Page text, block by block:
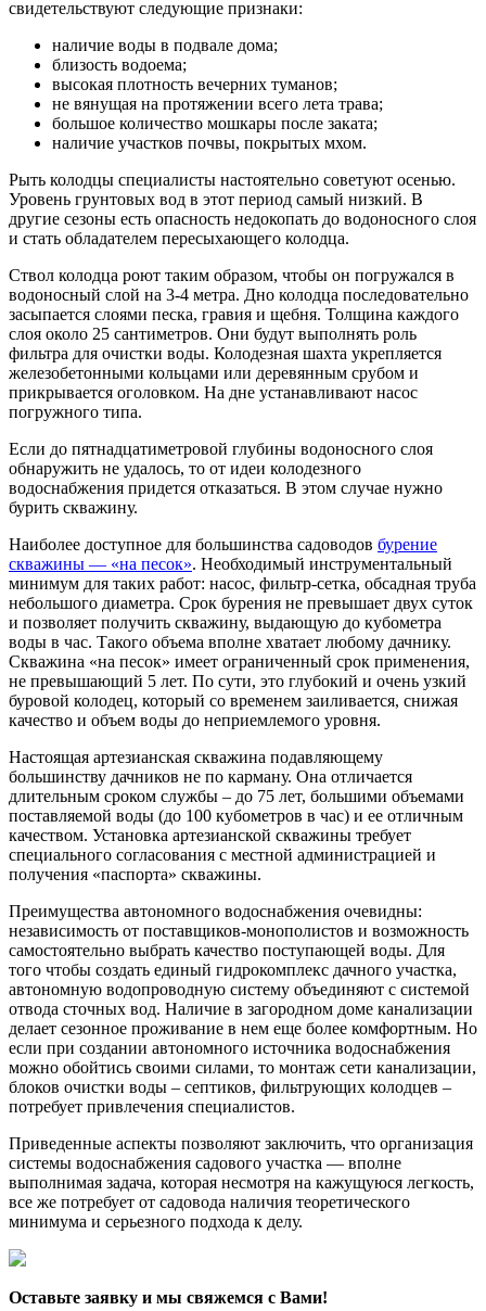
свидетельствуют следующие признаки:
наличие воды в подвале дома;
близость водоема;
высокая плотность вечерних туманов;
не вянущая на протяжении всего лета трава;
большое количество мошкары после заката;
наличие участков почвы, покрытых мхом.
Рыть колодцы специалисты настоятельно советуют осенью.
Уровень грунтовых вод в этот период самый низкий. В
другие сезоны есть опасность недокопать до водоносного слоя
и стать обладателем пересыхающего колодца.
Ствол колодца роют таким образом, чтобы он погружался в
водоносный слой на 3-4 метра. Дно колодца последовательно
засыпается слоями песка, гравия и щебня. Толщина каждого
слоя около 25 сантиметров. Они будут выполнять роль
фильтра для очистки воды. Колодезная шахта укрепляется
железобетонными кольцами или деревянным срубом и
прикрывается оголовком. На дне устанавливают насос
погружного типа.
Если до пятнадцатиметровой глубины водоносного слоя
обнаружить не удалось, то от идеи колодезного
водоснабжения придется отказаться. В этом случае нужно
бурить скважину.
Наиболее доступное для большинства садоводов бурение
скважины — «на песок». Необходимый инструментальный
минимум для таких работ: насос, фильтр-сетка, обсадная труба
небольшого диаметра. Срок бурения не превышает двух суток
и позволяет получить скважину, выдающую до кубометра
воды в час. Такого объема вполне хватает любому дачнику.
Скважина «на песок» имеет ограниченный срок применения,
не превышающий 5 лет. По сути, это глубокий и очень узкий
буровой колодец, который со временем заиливается, снижая
качество и объем воды до неприемлемого уровня.
Настоящая артезианская скважина подавляющему
большинству дачников не по карману. Она отличается
длительным сроком службы – до 75 лет, большими объемами
поставляемой воды (до 100 кубометров в час) и ее отличным
качеством. Установка артезианской скважины требует
специального согласования с местной администрацией и
получения «паспорта» скважины.
Преимущества автономного водоснабжения очевидны:
независимость от поставщиков-монополистов и возможность
самостоятельно выбрать качество поступающей воды. Для
того чтобы создать единый гидрокомплекс дачного участка,
автономную водопроводную систему объединяют с системой
отвода сточных вод. Наличие в загородном доме канализации
делает сезонное проживание в нем еще более комфортным. Но
если при создании автономного источника водоснабжения
можно обойтись своими силами, то монтаж сети канализации,
блоков очистки воды – септиков, фильтрующих колодцев –
потребует привлечения специалистов.
Приведенные аспекты позволяют заключить, что организация
системы водоснабжения садового участка — вполне
выполнимая задача, которая несмотря на кажущуюся легкость,
все же потребует от садовода наличия теоретического
минимума и серьезного подхода к делу.
Оставьте заявку и мы свяжемся с Вами!